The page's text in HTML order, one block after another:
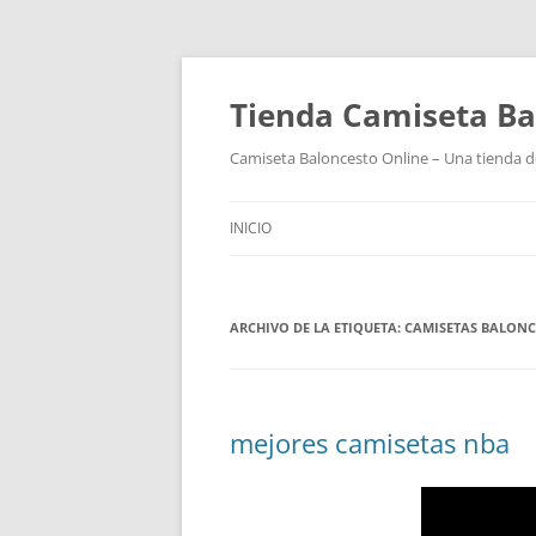
Tienda Camiseta
Camiseta Baloncesto Online – Una tienda
INICIO
ARCHIVO DE LA ETIQUETA: CAMISETAS
mejores camisetas nba